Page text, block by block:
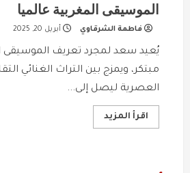
الموسيقى المغربية عالميا
فاطمة الشرقاوي أبريل 20, 2025
يُعيد سعد لمجرد تعريف الموسيقى
مبتكر، ويمزج بين التراث الغنائي
العصرية ليصل إلى...
اقرأ المزيدRead
more